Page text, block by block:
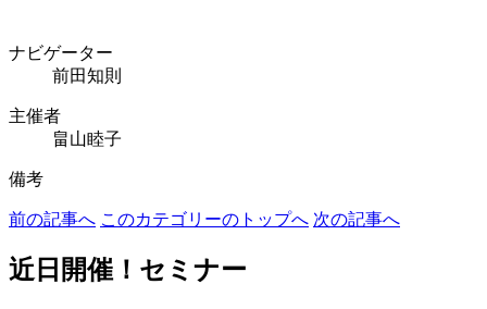
ナビゲーター
前田知則
主催者
畠山睦子
備考
前の記事へ このカテゴリーのトップへ 次の記事へ
近日開催！セミナー